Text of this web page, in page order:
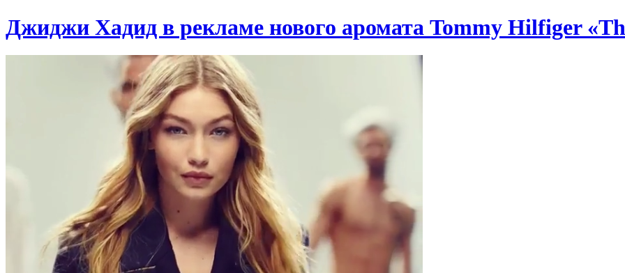
Джиджи Хадид в рекламе нового аромата Tommy Hilfiger